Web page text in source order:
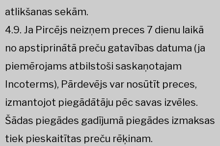
atlikšanas sekām.
4.9. Ja Pircējs neizņem preces 7 dienu laikā
no apstiprinātā preču gatavības datuma (ja
piemērojams atbilstoši saskaņotajam
Incoterms), Pārdevējs var nosūtīt preces,
izmantojot piegādātāju pēc savas izvēles.
Šādas piegādes gadījumā piegādes izmaksas
tiek pieskaitītas preču rēķinam.